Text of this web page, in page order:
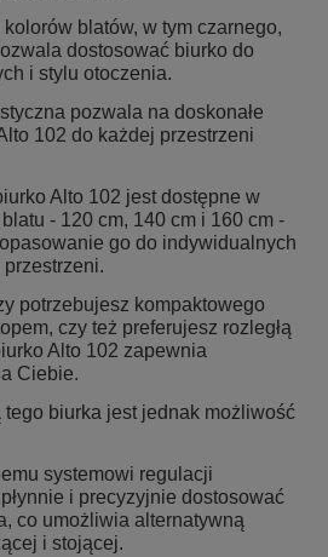
blatów, w tym czarnego,
dostosować biurko do
i stylu otoczenia.
pozwala na doskonałe
102 do każdej przestrzeni
Alto 102 jest dostępne w
- 120 cm, 140 cm i 160 cm -
go do indywidualnych
potrzebujesz kompaktowego
czy też preferujesz rozległą
Alto 102 zapewnia
Ciebie.
biurka jest jednak możliwość
systemowi regulacji
i precyzyjnie dostosować
co umożliwia alternatywną
i stojącej.